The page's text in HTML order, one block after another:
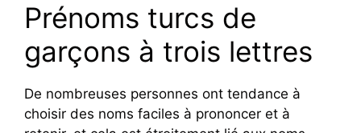
Prénoms turcs de
garçons à trois lettres
De nombreuses personnes ont tendance à
choisir des noms faciles à prononcer et à